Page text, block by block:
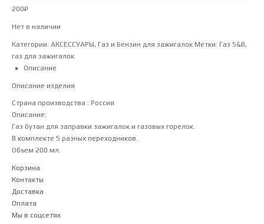
200₽
Нет в наличии
Категории: АКСЕССУАРЫ, Газ и Бензин для зажигалок Метки: Газ S&B,
газ для зажигалок
Описание
Описание изделия
Страна производства : Россия
Описание:
Газ бутан для заправки зажигалок и газовых горелок.
В комплекте 5 разных переходников.
Объем 200 мл.
Корзина
Контакты
Доставка
Оплата
Мы в соцсетях